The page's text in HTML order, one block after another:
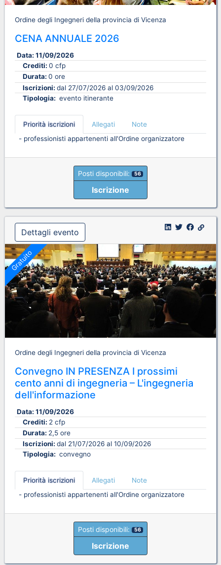
Ordine degli Ingegneri della provincia di Vicenza
CENA ANNUALE 2026
Data: 11/09/2026
Crediti: 0 cfp
Durata: 0 ore
Iscrizioni: dal 27/07/2026 al 03/09/2026
Tipologia: evento itinerante
Priorità iscrizioni Allegati
Note
- professionisti appartenenti all'Ordine organizzatore
Posti disponibili: 56
Iscrizione
Dettagli evento
Gratuito
Ordine degli Ingegneri della provincia di Vicenza
Convegno IN PRESENZA I prossimi
cento anni di ingegneria – L'ingegneria
dell'informazione
Data: 11/09/2026
Crediti: 2 cfp
Durata: 2,5 ore
Iscrizioni: dal 21/07/2026 al 10/09/2026
Tipologia: convegno
Priorità iscrizioni Allegati
Note
- professionisti appartenenti all'Ordine organizzatore
Posti disponibili: 56
Iscrizione